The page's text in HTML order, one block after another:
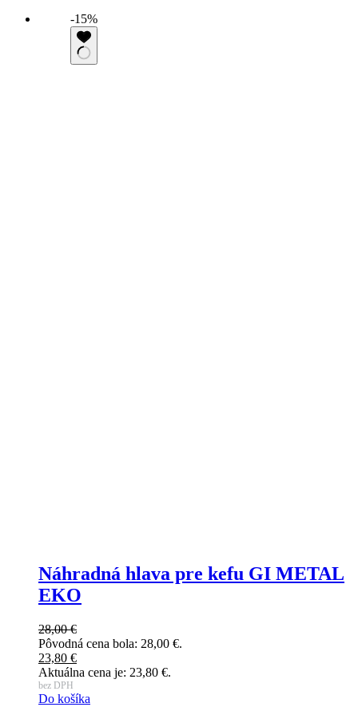
-15%
Náhradná hlava pre kefu GI METAL
EKO
28,00€
Pôvodná cena bola: 28,00 €.
23,80 €
Aktuálna cena je: 23,80 €.
bez DPH
Do košíka